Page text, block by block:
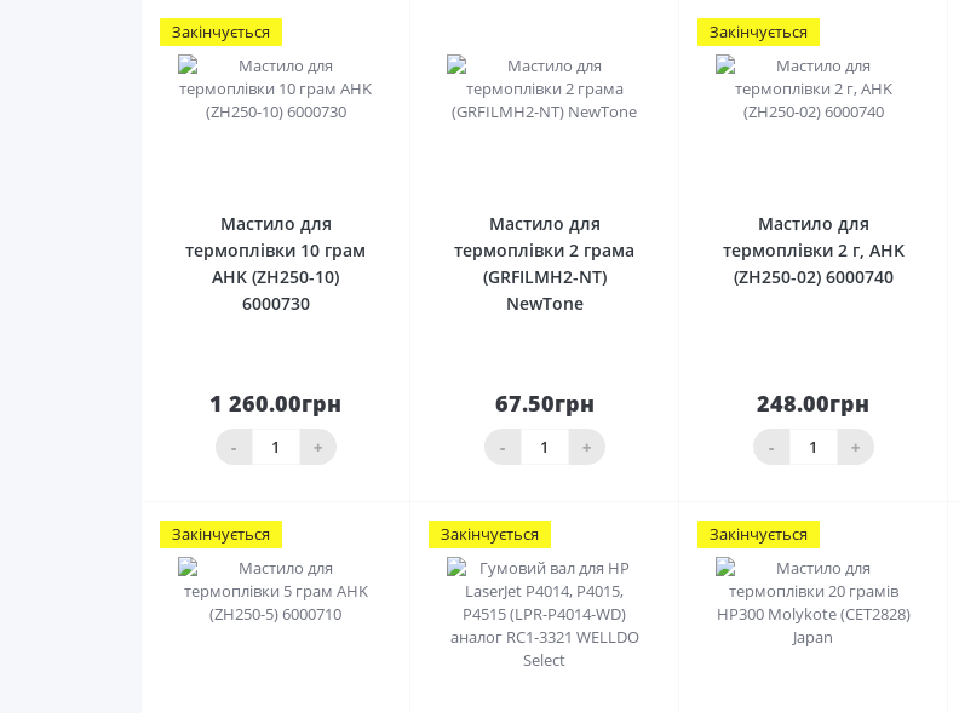
Закінчується
Мастило для
термоплівки 10 грам
AHK (ZH250-10)
6000730
1 260.00грн
- +
До кошика
Мастило для
термоплівки 2 грама
(GRFILMH2-NT)
NewTone
67.50грн
- +
До кошика
Закінчується
Мастило для
термоплівки 2 г, AHK
(ZH250-02) 6000740
248.00грн
- +
До кошика
Закінчується Закінчується Закінчується